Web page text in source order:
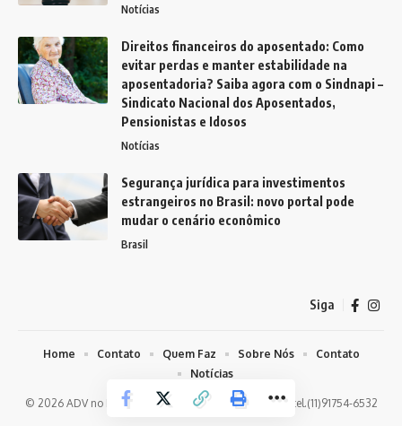
Notícias
Direitos financeiros do aposentado: Como
evitar perdas e manter estabilidade na
aposentadoria? Saiba agora com o Sindnapi –
Sindicato Nacional dos Aposentados,
Pensionistas e Idosos
Notícias
Segurança jurídica para investimentos
estrangeiros no Brasil: novo portal pode
mudar o cenário econômico
Brasil
Siga
© 2026 ADV no Brasil - contato@advnobrasil.com.br- tel.(11)91754-6532
Home Contato Quem Faz Sobre Nós
Contato
Notícias